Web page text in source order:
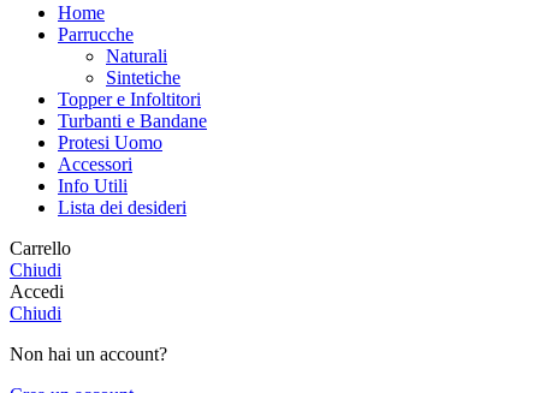
Home
Parrucche
Naturali
Sintetiche
Topper e Infoltitori
Turbanti e Bandane
Protesi Uomo
Accessori
Info Utili
Lista dei desideri
Carrello
Chiudi
Accedi
Chiudi
Non hai un account?